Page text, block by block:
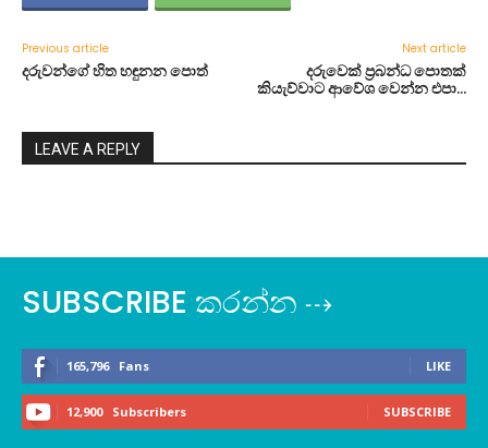
Previous article
දරුවන්ගේ හිත හඳුනන පොත්
Next article
දරුවෙක් ප්‍රබන්ධ පොතක්
කියැව්වාට ආවේශ වෙන්න එපා…
LEAVE A REPLY
SUBSCRIBE කරන්න ⇢
165,796 Fans LIKE
12,900 Subscribers SUBSCRIBE